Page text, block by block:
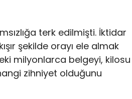
terk edilmişti. İktidar
şekilde orayı ele almak
milyonlarca belgeyi, kilosu
zihniyet olduğunu